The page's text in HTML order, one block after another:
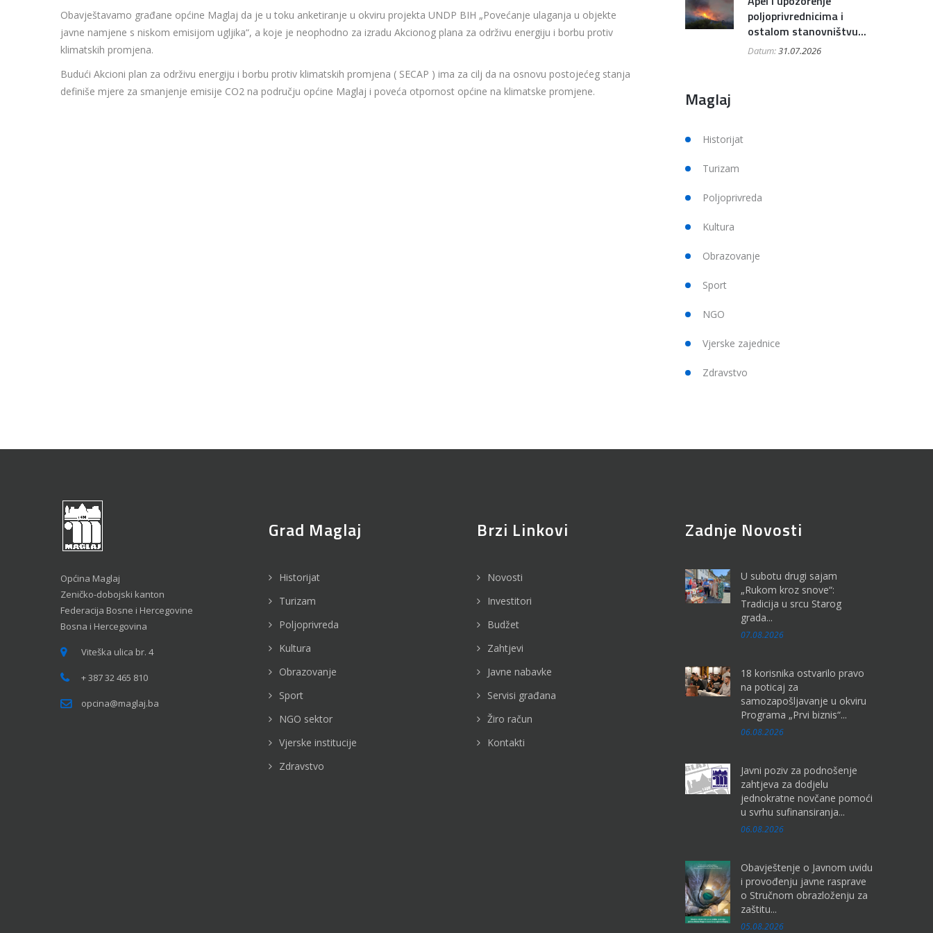
Obavještavamo građane općine Maglaj da je u toku anketiranje u okviru projekta UNDP BIH „Povećanje ulaganja u objekte
javne namjene s niskom emisijom ugljika“, a koje je neophodno za izradu Akcionog plana za održivu energiju i borbu protiv
klimatskih promjena.
Budući Akcioni plan za održivu energiju i borbu protiv klimatskih promjena ( SECAP ) ima za cilj da na osnovu postojećeg stanja
definiše mjere za smanjenje emisije CO2 na području općine Maglaj i poveća otpornost općine na klimatske promjene.
poljoprivrednicima i
ostalom stanovništvu...
Datum:31.07.2026
Maglaj
Historijat
Turizam
Poljoprivreda
Kultura
Obrazovanje
Sport
NGO
Vjerske zajednice
Zdravstvo
Općina Maglaj
Zeničko-dobojski kanton
Federacija Bosne i Hercegovine
Bosna i Hercegovina
Viteška ulica br. 4
+ 387 32 465 810
opcina@maglaj.ba
Grad Maglaj
Historijat
Turizam
Poljoprivreda
Kultura
Obrazovanje
Sport
NGO sektor
Vjerske institucije
Zdravstvo
Brzi Linkovi
Novosti
Investitori
Budžet
Zahtjevi
Javne nabavke
Servisi građana
Žiro račun
Kontakti
Zadnje Novosti
U subotu drugi sajam
„Rukom kroz snove“:
Tradicija u srcu Starog
grada...
07.08.2026
18 korisnika ostvarilo pravo
na poticaj za
samozapošljavanje u okviru
Programa „Prvi biznis“...
06.08.2026
Javni poziv za podnošenje
zahtjeva za dodjelu
jednokratne novčane pomoći
u svrhu sufinansiranja...
06.08.2026
Obavještenje o Javnom uvidu
i provođenju javne rasprave
o Stručnom obrazloženju za
zaštitu...
05.08.2026